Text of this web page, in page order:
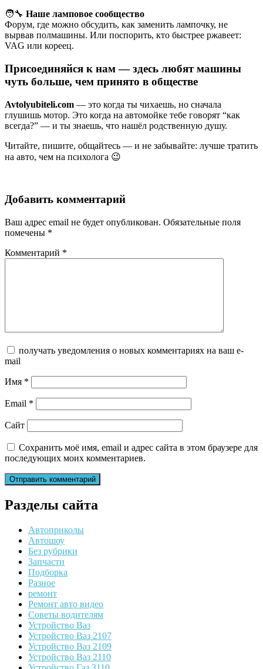
🧑‍🔧 Наше ламповое сообщество
Форум, где можно обсудить, как заменить лампочку, не
вырвав полмашины. Или поспорить, кто быстрее ржавеет:
VAG или кореец.
Присоединяйся к нам — здесь любят машины
чуть больше, чем принято в обществе
Avtolyubiteli.com — это когда ты чихаешь, но сначала
глушишь мотор. Это когда на автомойке тебе говорят “как
всегда?” — и ты знаешь, что нашёл родственную душу.
Читайте, пишите, общайтесь — и не забывайте: лучше тратить
на авто, чем на психолога 😉
Добавить комментарий
Ваш адрес email не будет опубликован. Обязательные поля
помечены *
Комментарий *
получать уведомления о новых комментариях на ваш e-
mail
Имя *
Email *
Сайт
Сохранить моё имя, email и адрес сайта в этом браузере для
последующих моих комментариев.
Разделы сайта
Автоприколы
Автошоу
Без рубрики
Запчасти
Подборка
Разное
ремонт
Ремонт авто видео
Советы водителям
Устройство Ваз
Устройство Ваз 2107
Устройство Ваз 2109
Устройство Ваз 2110